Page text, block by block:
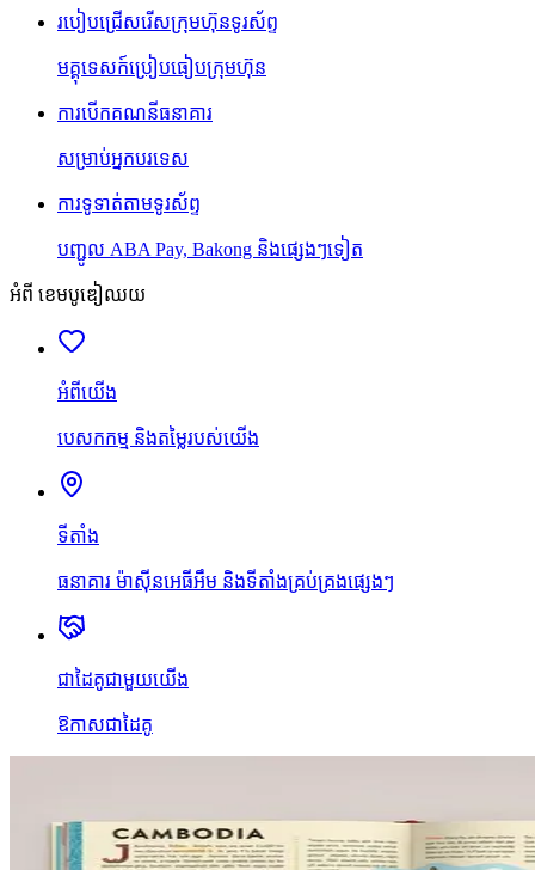
របៀបជ្រើសរើសក្រុមហ៊ុនទូរស័ព្ទ
មគ្គុទេសក៍ប្រៀបធៀបក្រុមហ៊ុន
ការបើកគណនីធនាគារ
សម្រាប់អ្នកបរទេស
ការទូទាត់តាមទូរស័ព្ទ
បញ្ជូល ABA Pay, Bakong និងផ្សេងៗទៀត
អំពី ខេមបូឌៀឈយ
អំពីយើង
បេសកកម្ម និងតម្លៃរបស់យើង
ទីតាំង
ធនាគារ ម៉ាស៊ីនអេធីអឹម និងទីតាំងគ្រប់គ្រងផ្សេងៗ
ជាដៃគូជាមួយយើង
ឱកាសជាដៃគូ